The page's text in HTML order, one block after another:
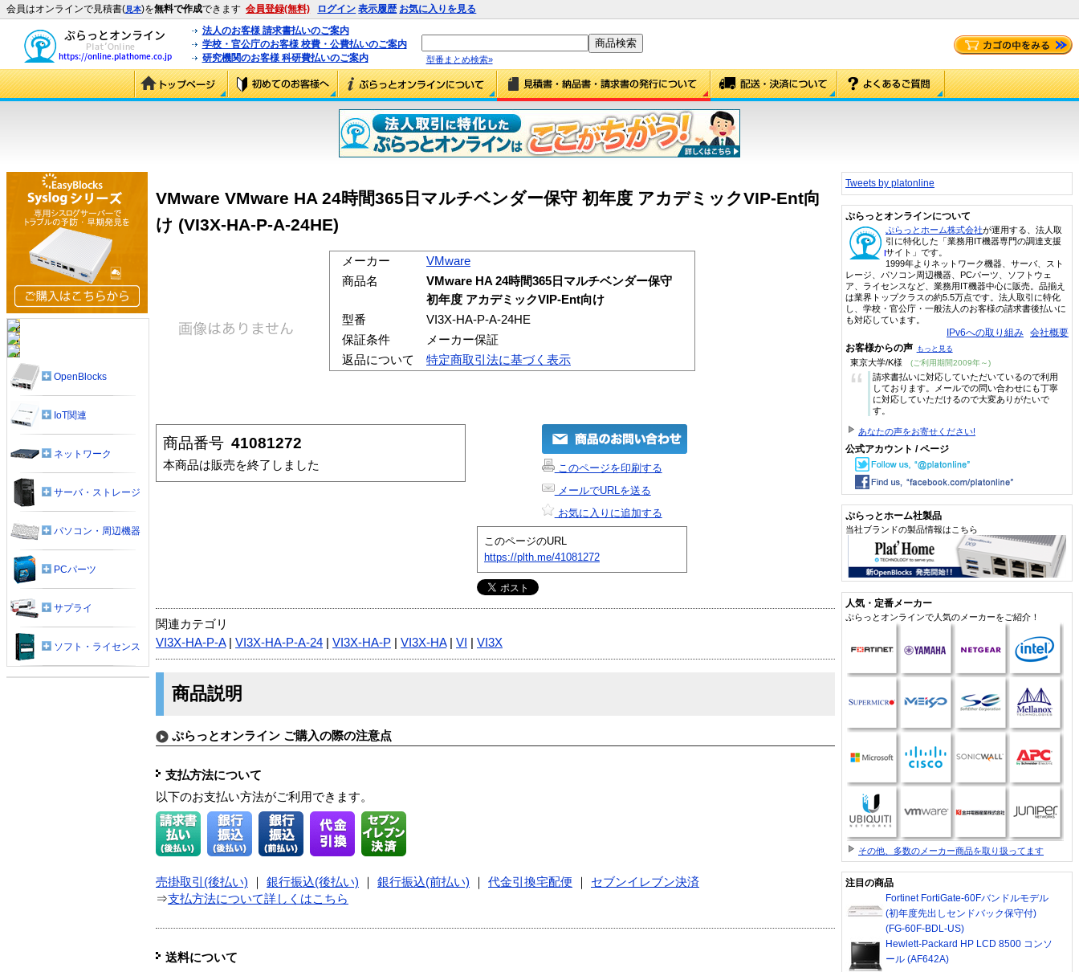
会員はオンラインで見積書(見本)を無料で作成できます 会員登録(無料) ログイン 表示履歴 お気に入りを見る
法人のお客様 請求書払いのご案内
学校・官公庁のお客様 校費・公費払いのご案内
研究機関のお客様 科研費払いのご案内
型番まとめ検索»
VMware VMware HA 24時間365日マルチベンダー保守 初年度 アカデミックVIP-Ent向
け (VI3X-HA-P-A-24HE)
メーカー
VMware
商品名
VMware HA 24時間365日マルチベンダー保守
初年度 アカデミックVIP-Ent向け
型番
VI3X-HA-P-A-24HE
保証条件
メーカー保証
返品について
特定商取引法に基づく表示
商品番号 41081272
本商品は販売を終了しました
このページを印刷する
メールでURLを送る
お気に入りに追加する
このページのURL
https://plth.me/41081272
関連カテゴリ
VI3X-HA-P-A| VI3X-HA-P-A-24 VI3X-HA-P VI3X-HA| VI VI3X
商品説明
ぷらっとオンライン ご購入の際の注意点
支払方法について
以下のお支払い方法がご利用できます。
売掛取引(後払い) 銀行振込(後払い) 銀行振込(前払い) 代金引換宅配便
セブンイレブン決済
⇒支払方法について詳しくはこちら
送料について
OpenBlocks
IoT関連
ネットワーク
サーバ・ストレージ
パソコン・周辺機器
PCパーツ
サプライ
ソフト・ライセンス
Tweets by platonline
ぷらっとオンラインについて
ぷらっとホーム株式会社が運用する、法人取
引に特化した「業務用IT機器専門の調達支援
サイト」です。
1999年よりネットワーク機器、サーバ、スト
レージ、パソコン周辺機器、PCパーツ、ソフトウェ
ア、ライセンスなど、業務用IT機器中心に販売。品揃え
は業界トップクラスの約5.5万点です。法人取引に特化
し、学校・官公庁・一般法人のお客様の請求書後払いに
も対応しています。
IPv6への取り組み 会社概要
お客様からの声 もっと見る
東京大学/K様 (ご利用期間2009年～)
“
請求書払いに対応していただいているので利用
しております。メールでの問い合わせにも丁寧
に対応していただけるので大変ありがたいで
す。
あなたの声をお寄せください!
公式アカウント / ページ
ぷらっとホーム社製品
当社ブランドの製品情報はこちら
人気・定番メーカー
ぷらっとオンラインで人気のメーカーをご紹介！
その他、多数のメーカー商品を取り扱ってます
注目の商品
Fortinet FortiGate-60Fバンドルモデル
(初年度先出しセンドバック保守付)
(FG-60F-BDL-US)
Hewlett-Packard HP LCD 8500 コンソ
ール (AF642A)